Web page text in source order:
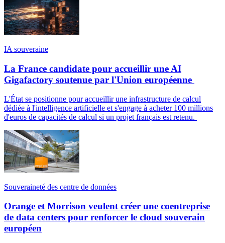
IA souveraine
La France candidate pour accueillir une AI
Gigafactory soutenue par l'Union européenne
L'État se positionne pour accueillir une infrastructure de calcul
dédiée à l'intelligence artificielle et s'engage à acheter 100 millions
d'euros de capacités de calcul si un projet français est retenu.
Souveraineté des centre de données
Orange et Morrison veulent créer une coentreprise
de data centers pour renforcer le cloud souverain
européen